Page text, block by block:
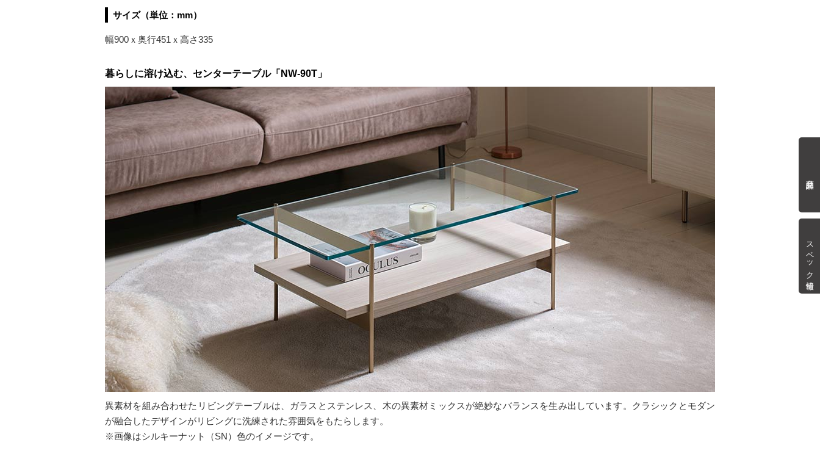
スペック情報
サイズ（単位：mm）
幅900ｘ奥行451ｘ高さ335
暮らしに溶け込む、センターテーブル「NW-90T」
異素材を組み合わせたリビングテーブルは、ガラスとステンレス、木の異素材ミックスが絶妙なバランスを生み出しています。クラシックとモダン
が融合したデザインがリビングに洗練された雰囲気をもたらします。
※画像はシルキーナット（SN）色のイメージです。